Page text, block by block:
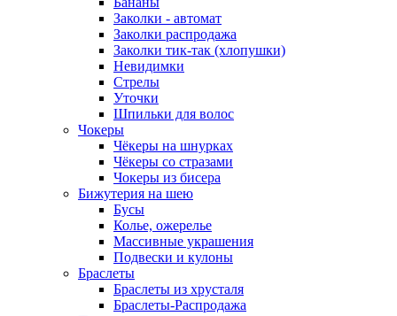
Заколки - автомат
Заколки распродажа
Заколки тик-так (хлопушки)
Невидимки
Стрелы
Уточки
Шпильки для волос
Чокеры
Чёкеры на шнурках
Чёкеры со стразами
Чокеры из бисера
Бижутерия на шею
Бусы
Колье, ожерелье
Массивные украшения
Подвески и кулоны
Браслеты
Браслеты из хрусталя
Браслеты-Распродажа